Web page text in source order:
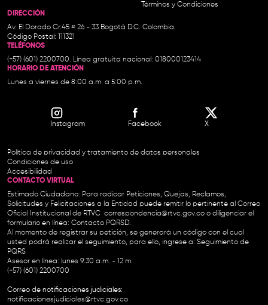
Términos y Condiciones
DIRECCIÓN
Av. El Dorado Cr.45 # 26 - 33 Bogotá D.C. Colombia.
Código Postal: 111321
TELÉFONOS
(+57) (601) 2200700. Línea gratuita nacional: 018000123414
HORARIO DE ATENCIÓN
Lunes a viernes de 8:00 a.m. a 5:00 p.m.
Instagram Facebook X
Política de privacidad y tratamiento de datos personales
Condiciones de uso
Accesibilidad
CONTACTO VIRTUAL
Estimado Ciudadano: Para radicar Peticiones, Quejas, Reclamos,
Solicitudes y Felicitaciones a la Entidad puede remitir lo pertinente al Correo
Oficial Institucional de RTVC correspondencia@rtvc.gov.co o diligenciar el
formulario en línea: Contacto PQRSD.
Al momento de registrar su petición, se generará un código con el cual
usted podrá realizar el seguimiento, para ello, ingrese a: Seguimiento de
PQRS
Asesor en línea: lunes 9:30 a.m. - 12 m.
(+57) (601) 2200700
Correo de notificaciones judiciales:
notificacionesjudiciales@rtvc.gov.co